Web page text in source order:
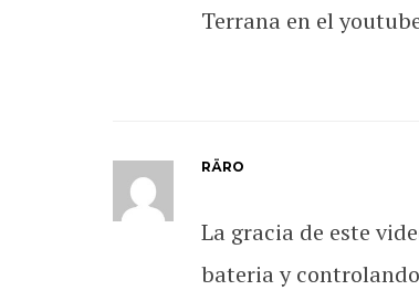
Terrana en el
RÄRO
La gracia de este
bateria y